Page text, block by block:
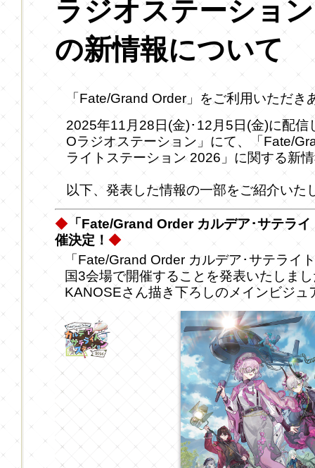
ラジオステーショ
の新情報について
「Fate/Grand Order」をご利用いただき
2025年11月28日(金)･12月5日(金)に配信
Oラジオステーション」にて、「Fate/
ライトステーション 2026」に関する新
以下、発表した情報の一部をご紹介いた
◆ 「Fate/Grand Order カルデア･サテラ
催決定！ ◆
「Fate/Grand Order カルデア･サテライ
国3会場で開催することを発表いたしま
KANOSEさん描き下ろしのメインビジュ